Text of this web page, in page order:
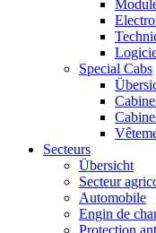
Special Cabs
Secteurs
Übersicht
Secteur
Automobile
Engin de
Protection